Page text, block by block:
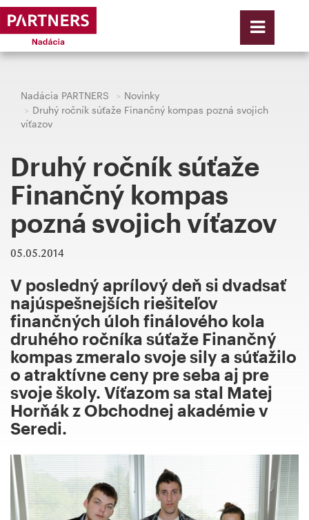
Nadácia PARTNERS
Novinky
Druhý ročník súťaže Finančný kompas pozná svojich
víťazov
Druhý ročník súťaže
Finančný kompas
pozná svojich víťazov
05.05.2014
V posledný aprílový deň si dvadsať
najúspešnejších riešiteľov
finančných úloh finálového kola
druhého ročníka súťaže Finančný
kompas zmeralo svoje sily a súťažilo
o atraktívne ceny pre seba aj pre
svoje školy. Víťazom sa stal Matej
Horňák z Obchodnej akadémie v
Seredi.